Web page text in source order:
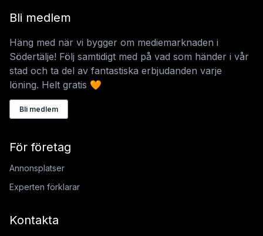
Bli medlem
Häng med när vi bygger om mediemarknaden i
Södertälje! Följ samtidigt med på vad som händer i vår
stad och ta del av fantastiska erbjudanden varje
löning. Helt gratis 🧡
Bli medlem
För företag
Annonsplatser
Experten förklarar
Kontakta